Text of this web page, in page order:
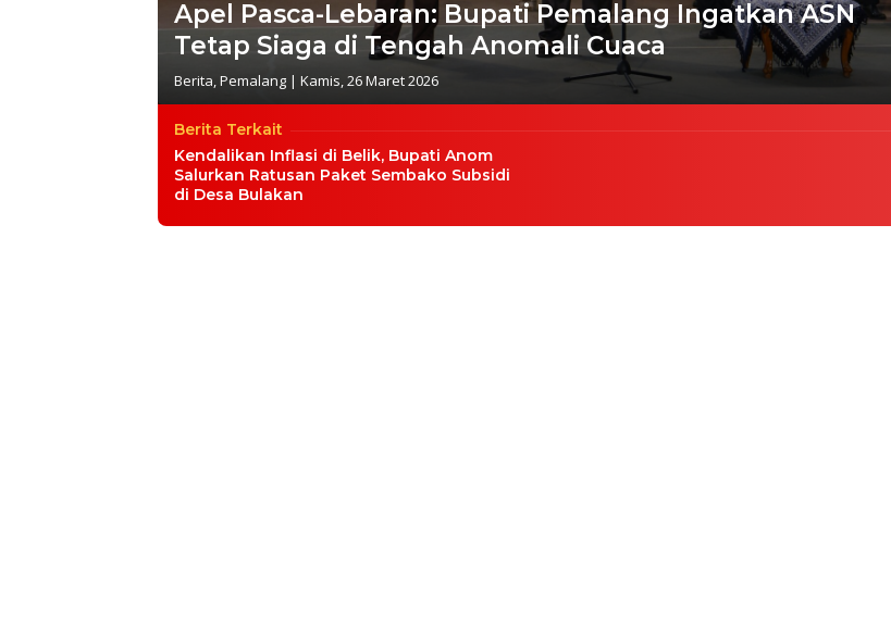
Apel Pasca-Lebaran: Bupati Pemalang Ingatkan ASN
Tetap Siaga di Tengah Anomali Cuaca
Berita,Pemalang | Kamis, 26 Maret 2026
Berita Terkait
Kendalikan Inflasi di Belik, Bupati Anom
Salurkan Ratusan Paket Sembako Subsidi
di Desa Bulakan